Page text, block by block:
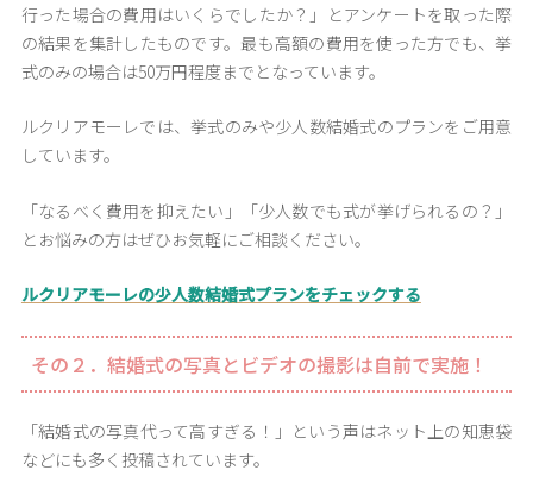
行った場合の費用はいくらでしたか？」とアンケートを取った際
の結果を集計したものです。最も高額の費用を使った方でも、挙
式のみの場合は50万円程度までとなっています。
ルクリアモーレでは、挙式のみや少人数結婚式のプランをご用意
しています。
「なるべく費用を抑えたい」「少人数でも式が挙げられるの？」
とお悩みの方はぜひお気軽にご相談ください。
ルクリアモーレの少人数結婚式プランをチェックする
その２．結婚式の写真とビデオの撮影は自前で実施！
「結婚式の写真代って高すぎる！」という声はネット上の知恵袋
などにも多く投稿されています。